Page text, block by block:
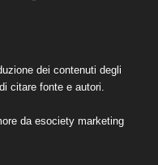
dei contenuti degli
citare fonte e autori.
da esociety marketing